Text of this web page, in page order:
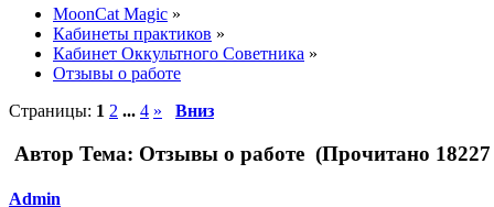
MoonCat Magic »
Кабинеты практиков »
Кабинет Оккультного Советника »
Отзывы о работе
Страницы: 1 2 ... 4 » Вниз
Автор Тема: Отзывы о работе (Прочитано 18227
Admin